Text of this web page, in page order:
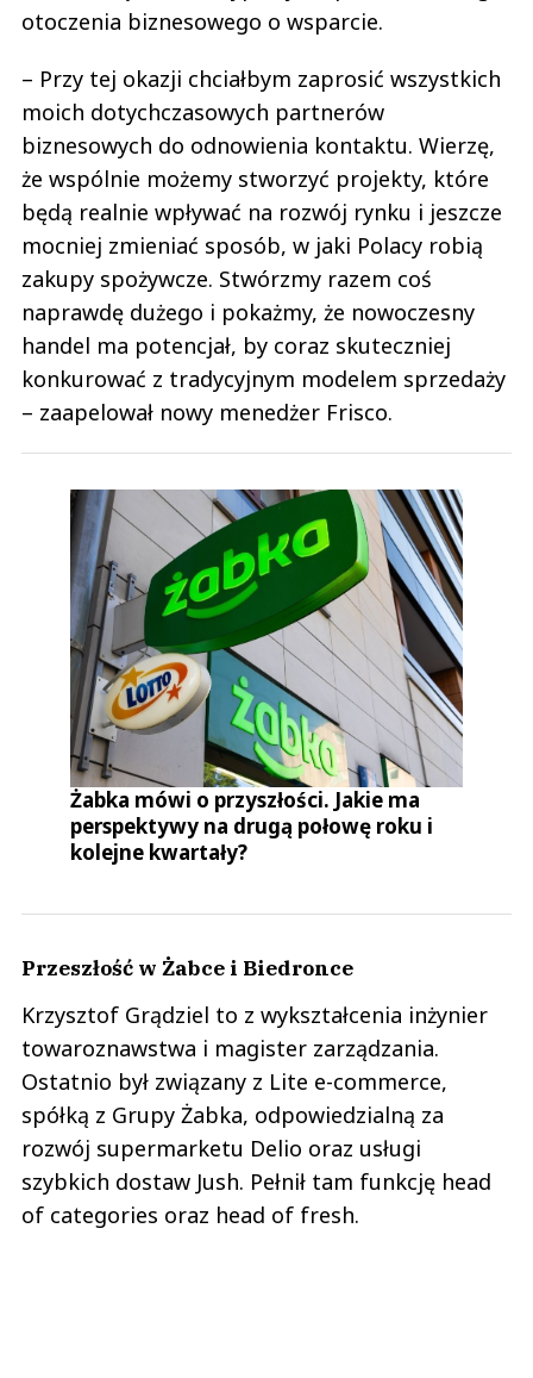
otoczenia biznesowego o wsparcie.
– Przy tej okazji chciałbym zaprosić wszystkich
moich dotychczasowych partnerów
biznesowych do odnowienia kontaktu. Wierzę,
że wspólnie możemy stworzyć projekty, które
będą realnie wpływać na rozwój rynku i jeszcze
mocniej zmieniać sposób, w jaki Polacy robią
zakupy spożywcze. Stwórzmy razem coś
naprawdę dużego i pokażmy, że nowoczesny
handel ma potencjał, by coraz skuteczniej
konkurować z tradycyjnym modelem sprzedaży
– zaapelował nowy menedżer Frisco.
Żabka mówi o przyszłości. Jakie ma
perspektywy na drugą połowę roku i
kolejne kwartały?
Przeszłość w Żabce i Biedronce
Krzysztof Grądziel to z wykształcenia inżynier
towaroznawstwa i magister zarządzania.
Ostatnio był związany z Lite e-commerce,
spółką z Grupy Żabka, odpowiedzialną za
rozwój supermarketu Delio oraz usługi
szybkich dostaw Jush. Pełnił tam funkcję head
of categories oraz head of fresh.